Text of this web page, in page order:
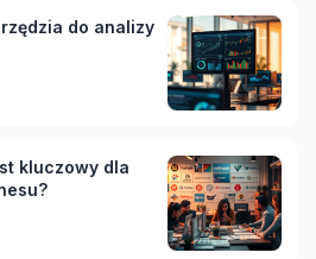
do analizy
kluczowy dla